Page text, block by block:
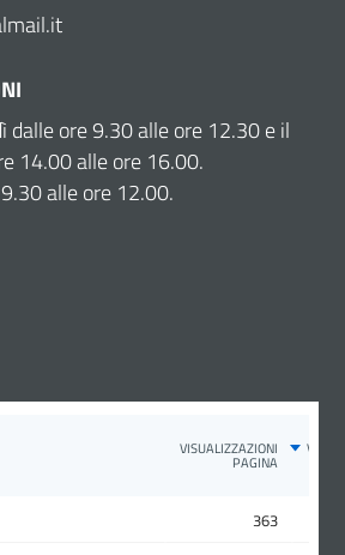
dalle ore 9.30 alle ore 12.30 e il
14.00 alle ore 16.00.
alle ore 12.00.